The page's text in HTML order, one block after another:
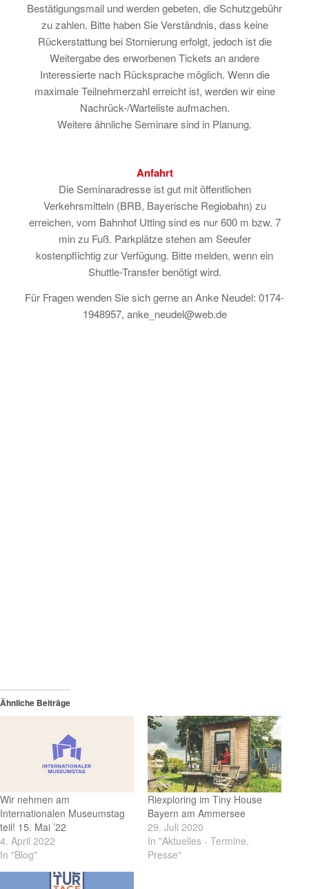
Bestätigungsmail und werden gebeten, die Schutzgebühr
zu zahlen. Bitte haben Sie Verständnis, dass keine
Rückerstattung bei Stornierung erfolgt, jedoch ist die
Weitergabe des erworbenen Tickets an andere
Interessierte nach Rücksprache möglich. Wenn die
maximale Teilnehmerzahl erreicht ist, werden wir eine
Nachrück-/Warteliste aufmachen.
Weitere ähnliche Seminare sind in Planung.
Anfahrt
Die Seminaradresse ist gut mit öffentlichen
Verkehrsmitteln (BRB, Bayerische Regiobahn) zu
erreichen, vom Bahnhof Utting sind es nur 600 m bzw. 7
min zu Fuß. Parkplätze stehen am Seeufer
kostenpflichtig zur Verfügung. Bitte melden, wenn ein
Shuttle-Transfer benötigt wird.
Für Fragen wenden Sie sich gerne an Anke Neudel: 0174-
1948957, anke_neudel@web.de
Ähnliche Beiträge
Wir nehmen am
Internationalen Museumstag
teil! 15. Mai ’22
4. April 2022
In "Blog"
Riexploring im Tiny House
Bayern am Ammersee
29. Juli 2020
In "Aktuelles - Termine,
Presse"